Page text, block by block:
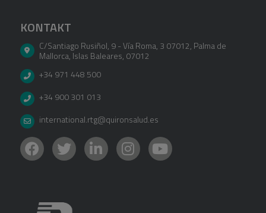
KONTAKT
C/Santiago Rusiñol, 9 - Vía Roma, 3 07012, Palma de
Mallorca, Islas Baleares, 07012
+34 971 448 500
+34 900 301 013
international.rtg@quironsalud.es